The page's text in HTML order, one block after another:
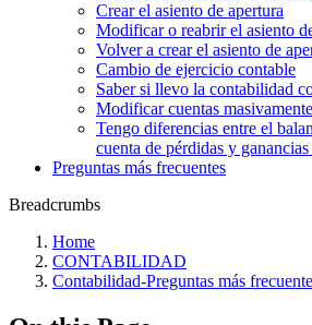
Crear el asiento de apertura
Modificar o reabrir el asiento
Volver a crear el asiento de
Cambio de ejercicio contable
Saber si llevo la contabilidad
Modificar cuentas masivamente
Tengo diferencias entre el
cuenta de pérdidas y
Preguntas más frecuentes
Breadcrumbs
Home
CONTABILIDAD
Contabilidad-Preguntas más